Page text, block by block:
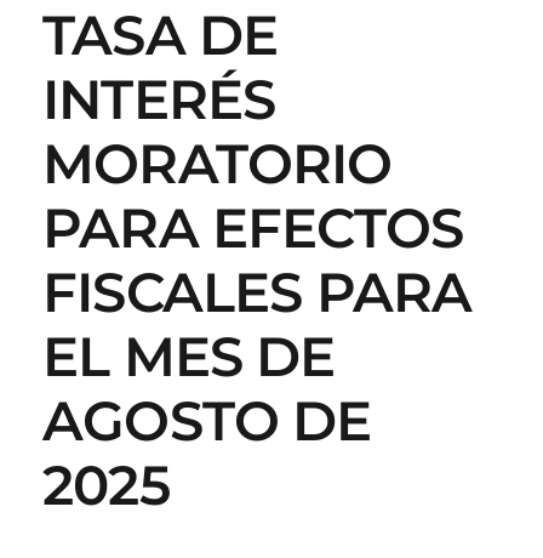
TASA DE
INTERÉS
MORATORIO
PARA EFECTOS
FISCALES PARA
EL MES DE
AGOSTO DE
2025